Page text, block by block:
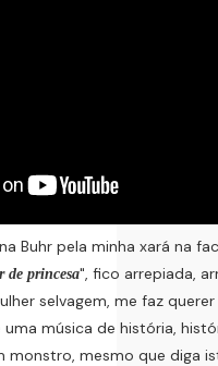
Buhr pela minha xará na
de princesa", fico arrepiada,
selvagem, me faz
uma música de história,
monstro, mesmo que diga